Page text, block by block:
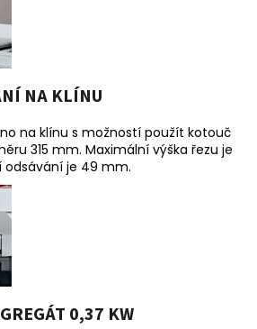
NA KLÍNU
na klínu s možností použít kotouč
315 mm. Maximální výška řezu je
odsávání je 49 mm.
0,37 KW